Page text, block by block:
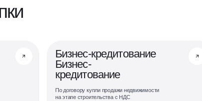
Бизнес-кредитование
Бизнес-
кредитование
По договору купли продажи недвижимости
на этапе строительства с НДС